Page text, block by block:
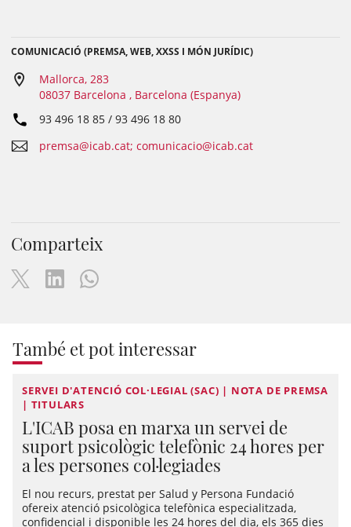
COMUNICACIÓ (PREMSA, WEB, XXSS I MÓN JURÍDIC)
Mallorca, 283
08037 Barcelona , Barcelona (Espanya)
93 496 18 85 / 93 496 18 80
premsa@icab.cat; comunicacio@icab.cat
Comparteix
També et pot interessar
SERVEI D'ATENCIÓ COL·LEGIAL (SAC) | NOTA DE PREMSA
| TITULARS
L'ICAB posa en marxa un servei de
suport psicològic telefònic 24 hores per
a les persones col·legiades
El nou recurs, prestat per Salud y Persona Fundació
ofereix atenció psicològica telefònica especialitzada,
confidencial i disponible les 24 hores del dia, els 365 dies